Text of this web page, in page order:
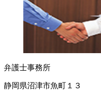
弁護士事務所
静岡県沼津市魚町１３